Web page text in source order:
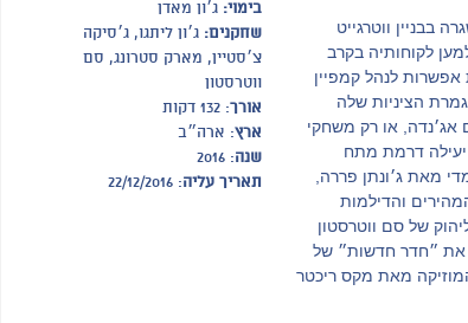
בימוי: ג׳ון מאדן
שחקנים: ג׳ון ליתגו, ג׳סיקה
צ׳סטיין, מארק סטרונג, סם
ווטרסטון
אורך: 132 דקות
ארץ: ארה״ב
שנה: 2016
תאריך עליה: 22/12/2016
בבניין ווטרגייט
לקוחותיה בקרב
לנהל קמפיין
הציניות שלה
אג׳נדה, או רק משחקי
יעילה דרמת מתח
מאת ג׳ונתן פררה,
והדילמות
של סם ווטרסטון
את ״חדר חדשות״ של
מאת מקס ריכטר